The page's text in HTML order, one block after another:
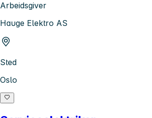
Arbeidsgiver
Hauge Elektro AS
Sted
Oslo